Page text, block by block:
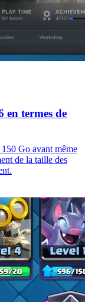
en termes de
Go avant même
de la taille des